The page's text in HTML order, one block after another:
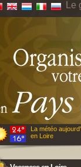
La météo
en Loire